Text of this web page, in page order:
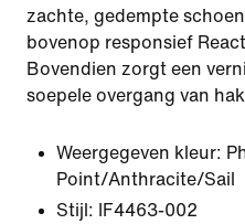
zachte, gedempte
bovenop responsief
Bovendien zorgt een
soepele overgang van
Weergegeven kleur:
Point/Anthracite/Sail
Stijl:
IF4463-002